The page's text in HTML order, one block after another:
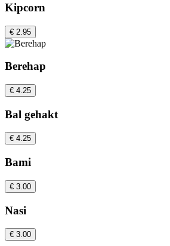
Kipcorn
€ 2.95
Berehap
€ 4.25
Bal gehakt
€ 4.25
Bami
€ 3.00
Nasi
€ 3.00